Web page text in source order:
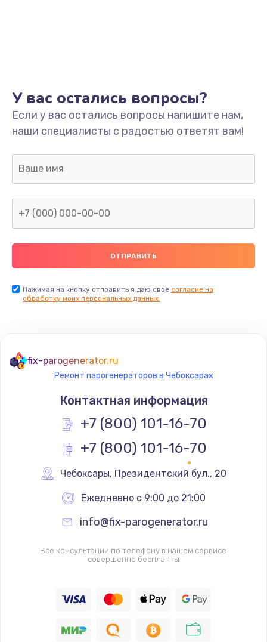
У вас остались вопросы?
Если у вас остались вопросы напишите нам,
наши специалисты с радостью ответят вам!
Нажимая на кнопку отправить я даю свое согласие на
обработку моих персональных данных.
fix-parogenerator.ru
Ремонт парогенераторов в Чебоксарах
Контактная информация
+7 (800) 101-16-70
+7 (800) 101-16-70
Чебоксары, Президентский бул., 20
Ежедневно с 9:00 до 21:00
info@fix-parogenerator.ru
Все консультации по телефону в нашем сервисе
совершенно бесплатны